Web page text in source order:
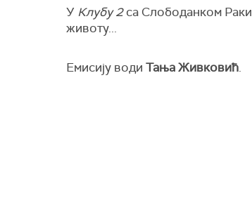
У Клубу 2са Слободанком
животу...
Емисију води Тања Живковић.